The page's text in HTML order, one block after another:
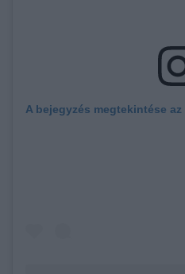
A bejegyzés megtekintése